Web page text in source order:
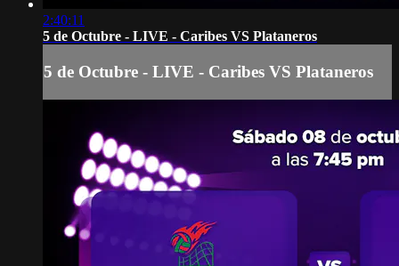
2:40:11
5 de Octubre - LIVE - Caribes VS Plataneros
5 de Octubre - LIVE - Caribes VS Plataneros